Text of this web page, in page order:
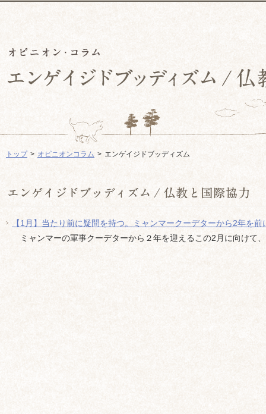
トップ オピニオンコラム エンゲイジドブッディズム
【1月】当たり前に疑問を持つ。ミャンマークーデターから2年を前
ミャンマーの軍事クーデターから２年を迎えるこの2月に向けて